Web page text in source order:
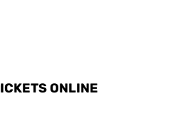
ONLINE